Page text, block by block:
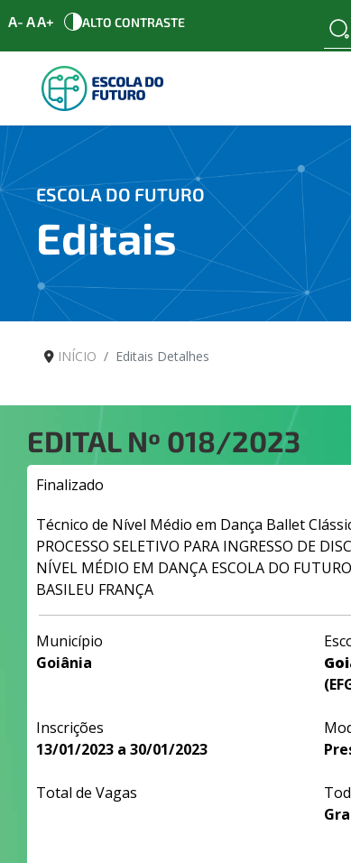
A- AA+ ALTO CONTRASTE
ESCOLA DO FUTURO
Editais
INÍCIO Editais Detalhes
EDITAL Nº 018/2023
Finalizado
Técnico de Nível Médio em Dança Ballet
PROCESSO SELETIVO PARA INGRESSO DE
NÍVEL MÉDIO EM DANÇA ESCOLA DO
BASILEU FRANÇA
Município
Goiânia
Inscrições
13/01/2023 a 30/01/2023
Total de Vagas